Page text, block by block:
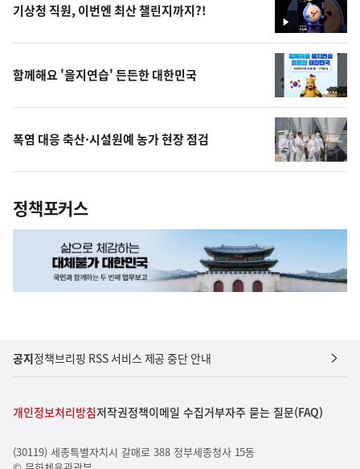
영
상
기상청 직원, 이번엔 최산 챌린지까지?!
함께해요 '을지연습' 든든한 대한민국
폭염 대응 축산·시설원예 농가 현장 점검
정책포커스
공지정책브리핑 RSS 서비스 제공 중단 안내
개인정보처리방침저작권정책이메일 수집거부자주 묻는 질문(FAQ)
(30119) 세종특별자치시 갈매로 388 정부세종청사 15동